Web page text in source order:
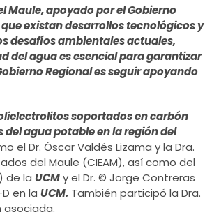
Maule, apoyado por el Gobierno
existandesarrollos tecnológicos y
desafíos ambientales actuales,
del agua es esencial para garantizar
Regional es seguir apoyando
soportados en carbón
agua potable en la región del
Dr. Óscar Valdés Lizama y la Dra.
del Maule (CIEAM), así como del
de la UCMy el Dr. © Jorge Contreras
en la UCM. También participó la Dra.
asociada.